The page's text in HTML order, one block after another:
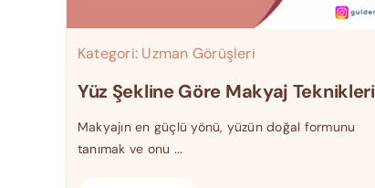
Kategori: Uzman Görüşleri
Yüz Şekline Göre Makyaj Teknikleri
Makyajın en güçlü yönü, yüzün doğal formunu
tanımak ve onu ...